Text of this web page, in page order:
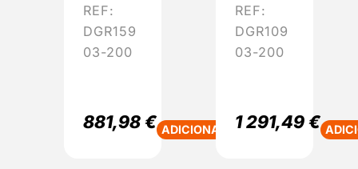
REF:
DGR159
03-200
881,98€ ADICIONAR
REF:
DGR109
03-200
1 291,49€